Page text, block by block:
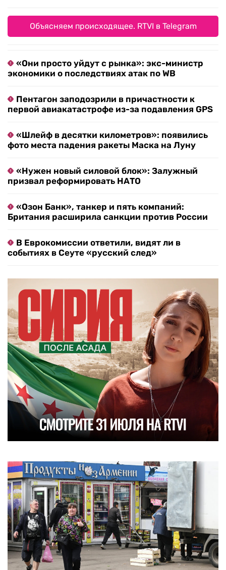
Объясняем происходящее. RTVI в Telegram
«Они просто уйдут с рынка»: экс-министр
экономики о последствиях атак по WB
Пентагон заподозрили в причастности к
первой авиакатастрофе из-за подавления GPS
«Шлейф в десятки километров»: появились
фото места падения ракеты Маска на Луну
«Нужен новый силовой блок»: Залужный
призвал реформировать НАТО
«Озон Банк», танкер и пять компаний:
Британия расширила санкции против России
В Еврокомиссии ответили, видят ли в
событиях в Сеуте «русский след»